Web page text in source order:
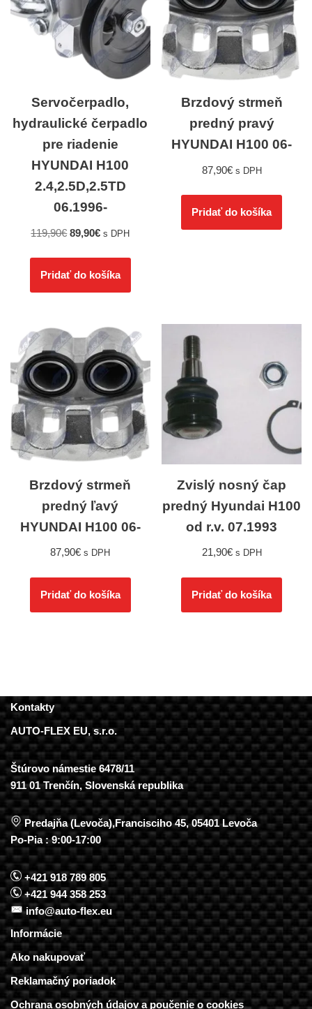
Servočerpadlo,
hydraulické čerpadlo
pre riadenie
HYUNDAI H100
2.4,2.5D,2.5TD
06.1996-
119,90€ 89,90€ s DPH
Pridať do košíka
Brzdový strmeň
predný pravý
HYUNDAI H100 06-
87,90€ s DPH
Pridať do košíka
Brzdový strmeň
predný ľavý
HYUNDAI H100 06-
87,90€ s DPH
Pridať do košíka
Zvislý nosný čap
predný Hyundai H100
od r.v. 07.1993
21,90€ s DPH
Pridať do košíka
Kontakty
AUTO-FLEX EU, s.r.o.
Štúrovo námestie 6478/11
911 01 Trenčín, Slovenská republika
Predajňa (Levoča),Francisciho 45, 05401 Levoča
Po-Pia : 9:00-17:00
+421 918 789 805
+421 944 358 253
info@auto-flex.eu
Informácie
Ako nakupovať
Reklamačný poriadok
Ochrana osobných údajov a poučenie o cookies